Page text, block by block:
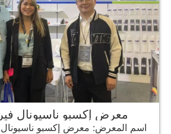
معرض إكسبو ناسيونال فيرتيرا